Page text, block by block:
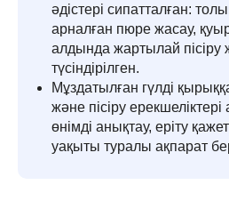
әдістері сипатталған:
арналған пюре жасау,
алдында жартылай пісіру
түсіндірілген.
Мұздатылған гүлді
және пісіру
өнімді анықтау, еріту қажет
уақыты туралы ақпарат